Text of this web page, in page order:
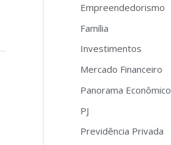
Empreendedorismo
Família
Investimentos
Mercado Financeiro
Panorama Econômico
PJ
Previdência Privada